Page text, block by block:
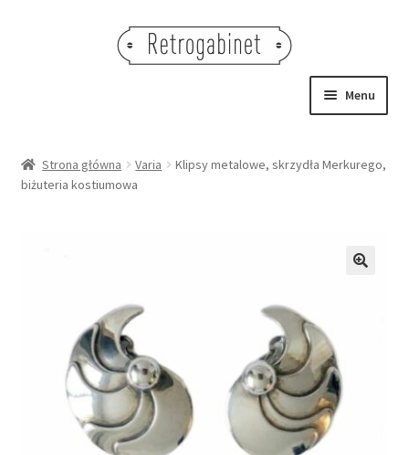
Menu
OBRAZY
OŚWIETLENIE
Strona główna Varia
Klipsy metalowe, skrzydła Merkurego,
biżuteria kostiumowa